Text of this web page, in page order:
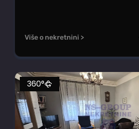
Više o nekretnini >
360°